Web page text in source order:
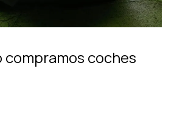
compramos coches